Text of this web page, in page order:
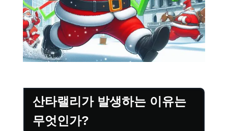
산타랠리가 발생하는 이유는
무엇인가?